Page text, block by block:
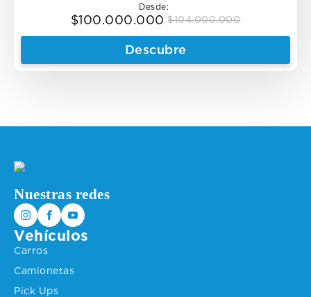
Desde:
$104.000.000
Original
price
$104.000.000.
$100.000.000
Current
price
$100.000.000.
Descubre
Nuestras redes
Vehículos
Carros
Camionetas
Pick Ups